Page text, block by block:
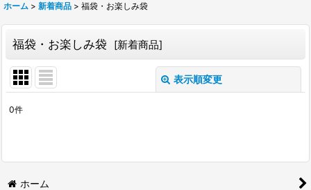
ホーム > 新着商品 > 福袋・お楽しみ袋
福袋・お楽しみ袋 [新着商品]
表示順変更
0件
ホーム